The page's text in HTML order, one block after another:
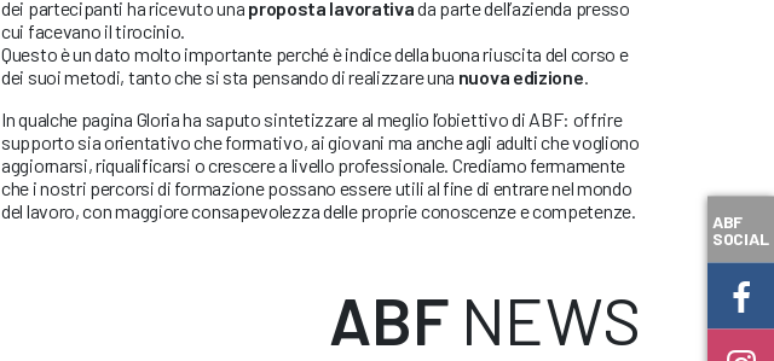
dei partecipanti ha ricevuto una proposta lavorativada parte dell’azienda presso
cui facevano il tirocinio.
Questo è un dato molto importante perché è indice della buona riuscita del corso e
dei suoi metodi, tanto che si sta pensando di realizzare una nuova edizione.
In qualche pagina Gloria ha saputo sintetizzare al meglio l’obiettivo di ABF: offrire
supporto sia orientativo che formativo, ai giovani ma anche agli adulti che vogliono
aggiornarsi, riqualificarsi o crescere a livello professionale. Crediamo fermamente
che i nostri percorsi di formazione possano essere utili al fine di entrare nel mondo
del lavoro, con maggiore consapevolezza delle proprie conoscenze e competenze.
ABFNEWS
ABF
SOCIAL